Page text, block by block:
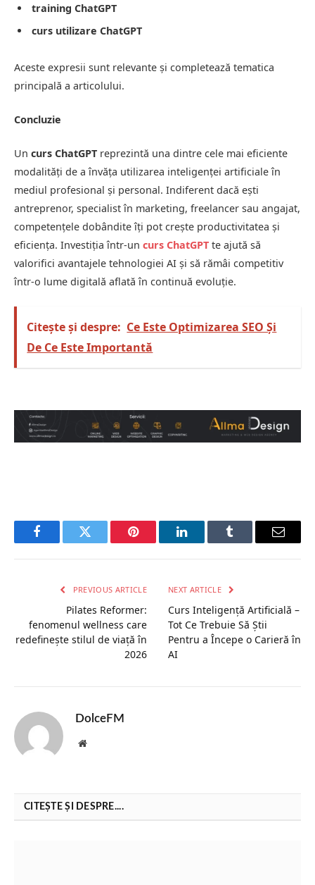
training ChatGPT
curs utilizare ChatGPT
Aceste expresii sunt relevante și completează tematica
principală a articolului.
Concluzie
Un curs ChatGPT reprezintă una dintre cele mai eficiente
modalități de a învăța utilizarea inteligenței artificiale în
mediul profesional și personal. Indiferent dacă ești
antreprenor, specialist în marketing, freelancer sau angajat,
competențele dobândite îți pot crește productivitatea și
eficiența. Investiția într-un curs ChatGPT te ajută să
valorifici avantajele tehnologiei AI și să rămâi competitiv
într-o lume digitală aflată în continuă evoluție.
Citește și despre: Ce Este Optimizarea SEO Și
De Ce Este Importantă
FacebookTwitter Pinterest LinkedInTumblr Email
PREVIOUS ARTICLE
Pilates Reformer:
fenomenul wellness care
redefinește stilul de viață în
2026
NEXT ARTICLE
Curs Inteligență Artificială –
Tot Ce Trebuie Să Știi
Pentru a Începe o Carieră în
AI
DolceFM
Website
CITEȘTE ȘI DESPRE....